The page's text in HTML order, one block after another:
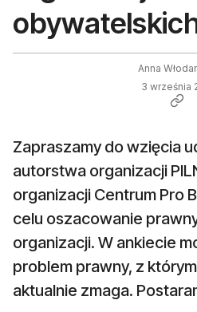
Anna
3 września
Zapraszamy do wzięcia
autorstwa organizacji
organizacji Centrum Pro
celu oszacowanie
organizacji. W ankiecie
problem prawny, z
aktualnie zmaga.